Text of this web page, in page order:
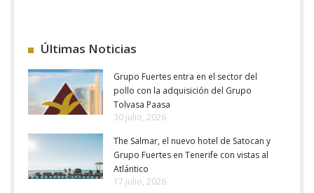
Últimas Noticias
Grupo Fuertes entra en el sector del
pollo con la adquisición del Grupo
Tolvasa Paasa
30 julio, 2026
The Salmar, el nuevo hotel de Satocan y
Grupo Fuertes en Tenerife con vistas al
Atlántico
17 julio, 2026